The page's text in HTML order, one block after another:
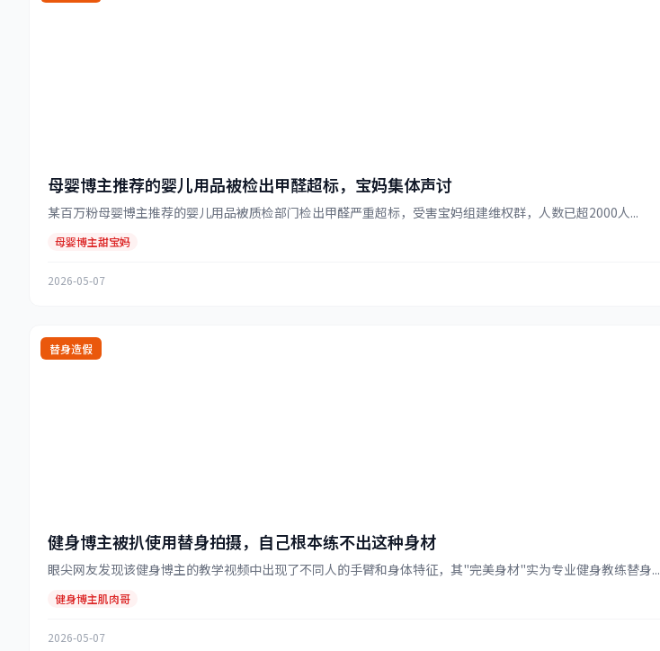
母婴博主推荐的婴儿用品被检出甲醛超标，宝妈集体声讨
某百万粉母婴博主推荐的婴儿用品被质检部门检出甲醛严重超标，受害宝妈组建维权群，人数已超2000人...
母婴博主甜宝妈
2026-05-07
替身造假
健身博主被扒使用替身拍摄，自己根本练不出这种身材
眼尖网友发现该健身博主的教学视频中出现了不同人的手臂和身体特征，其"完美身材"实为专业健身教练替身...
健身博主肌肉哥
2026-05-07